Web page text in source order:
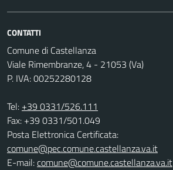
CONTATTI
Comune di Castellanza
Viale Rimembranze, 4 - 21053 (Va)
P. IVA: 00252280128
Tel: +39 0331/526.111
Fax: +39 0331/501.049
Posta Elettronica Certificata:
comune@pec.comune.castellanza.va.it
E-mail:comune@comune.castellanza.va.it